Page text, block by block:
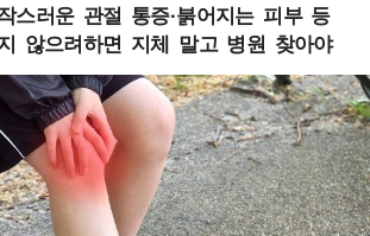
스러운 관절 통증·붉어지는 피부 등
않으려하면 지체 말고 병원 찾아야